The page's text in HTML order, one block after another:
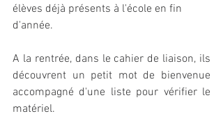
élèves déjà présents à l'école en fin
d'année.
A la rentrée, dans le cahier de liaison, ils
découvrent un petit mot de bienvenue
accompagné d'une liste pour vérifier le
matériel.